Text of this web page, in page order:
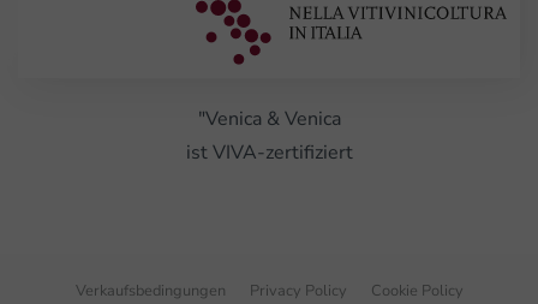
"Venica & Venica
ist VIVA-zertifiziert
Verkaufsbedingungen Privacy Policy Cookie Policy